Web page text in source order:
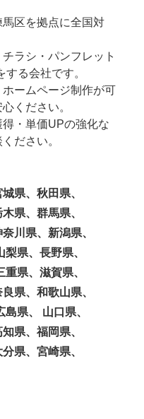
区を拠点に全国対
ラシ・パンフレット
る会社です。
ームページ制作が可
ください。
・単価UPの強化な
ださい。
県、秋田県、
県、群馬県、
川県、新潟県、
県、長野県、
県、滋賀県、
県、和歌山県、
県、 山口県、
県、福岡県、
県、宮崎県、